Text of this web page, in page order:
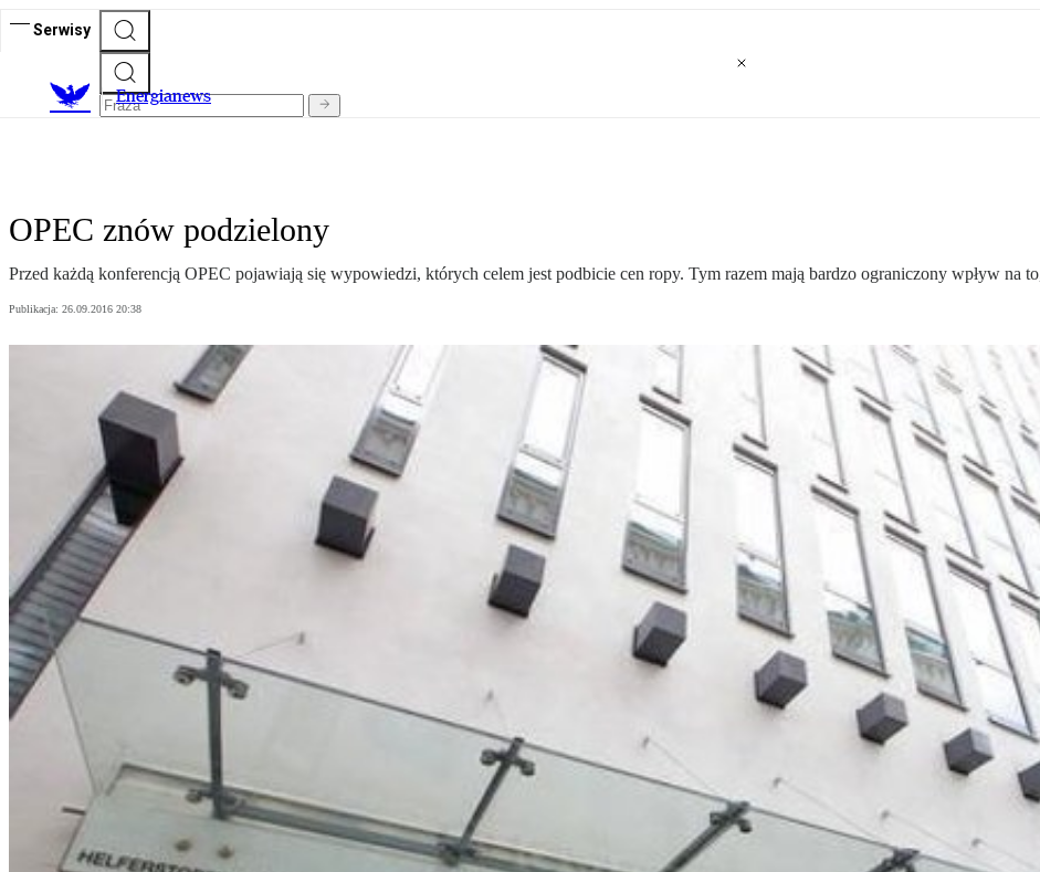
Serwisy
Energianews
OPEC znów podzielony
Przed każdą konferencją OPEC pojawiają się wypowiedzi, których celem jest podbicie cen ropy. Tym razem mają bardzo ograniczony wpływ na
Publikacja: 26.09.2016 20:38